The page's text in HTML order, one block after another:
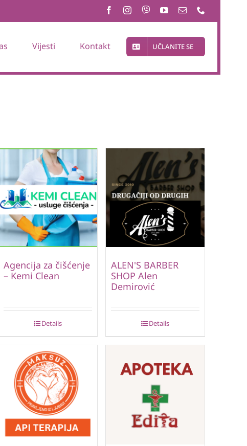
Vijesti Kontakt UČLANITE SE
Agencija za čišćenje
– Kemi Clean
Details
ALEN'S BARBER
SHOP Alen
Demirović
Details